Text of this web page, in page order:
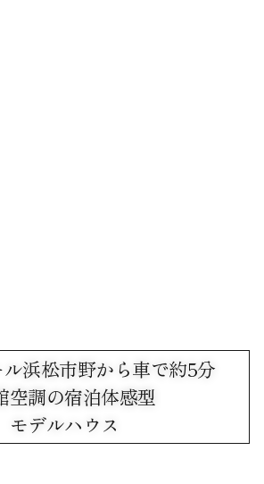
浜松市野から車で約5分
空調の宿泊体感型
モデルハウス